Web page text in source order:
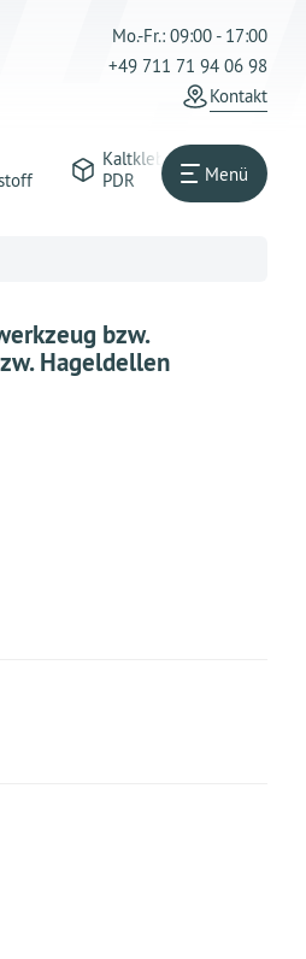
Mo.-Fr.: 09:00 - 17:00
+49 711 71 94 06 98
Kontakt
Kaltkleber
PDR
Menü
bzw.
Hageldellen